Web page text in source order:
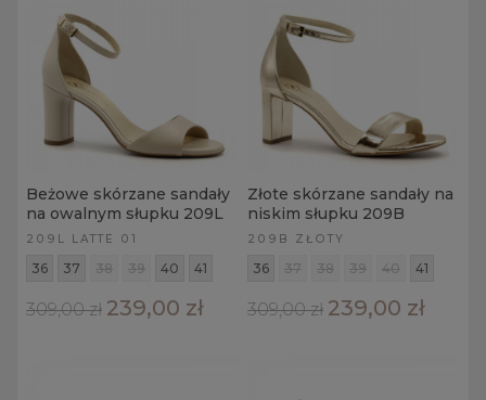
Beżowe skórzane sandały
na owalnym słupku 209L
209L LATTE 01
36 37 38 39 40 41
309,00 zł 239,00 zł
Złote skórzane sandały na
niskim słupku 209B
209B ZŁOTY
36 37 38 39 40 41
309,00 zł 239,00 zł